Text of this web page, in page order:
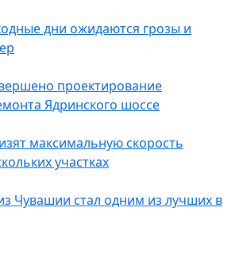
дни ожидаются грозы и
проектирование
Ядринского шоссе
максимальную скорость
участках
Чувашии стал одним из лучших в